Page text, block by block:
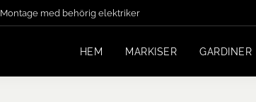
Montage med behörig elektriker
HEM MARKISER GARDINER